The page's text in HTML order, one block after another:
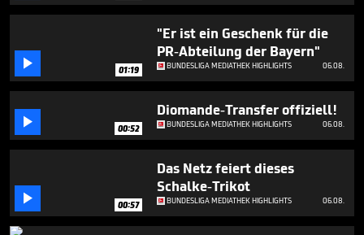
 01:19
"Er ist ein Geschenk für die
PR-Abteilung der Bayern"
BUNDESLIGA MEDIATHEK HIGHLIGHTS 06.08.
 00:52
Diomande-Transfer offiziell!
BUNDESLIGA MEDIATHEK HIGHLIGHTS 06.08.
 00:57
Das Netz feiert dieses
Schalke-Trikot
BUNDESLIGA MEDIATHEK HIGHLIGHTS 06.08.